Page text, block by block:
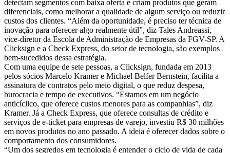
detectam segmentos com baixa oferta e criam produtos que geram
diferenciais, como melhorar a qualidade de algum serviço ou reduzir
custos dos clientes. “Além da oportunidade, é preciso ter técnica de
inovação para oferecer algo realmente útil”, diz Tales Andreassi,
vice-diretor da Escola de Administração de Empresas da FGV-SP. A
Clicksign e a Check Express, do setor de tecnologia, são exemplos
bem-sucedidos dessa estratégia.
Com uma equipe de sete pessoas, a Clicksign, fundada em 2013
pelos sócios Marcelo Kramer e Michael Belfer Bernstein, facilita a
assinatura de contratos pelo meio digital, o que reduz despesa,
burocracia e tempo de executivos. “Estamos em um negócio
anticíclico, que oferece custos menores para as companhias”, diz
Kramer. Já a Check Express, que oferece consultas de crédito e
serviços de e-ticket para empresas de varejo, investiu R$ 30 milhões
em novos produtos no ano passado. A ideia é oferecer dados sobre o
comportamento dos consumidores.
“Um dos segredos em tecnologia é entender o ciclo de vida de cada